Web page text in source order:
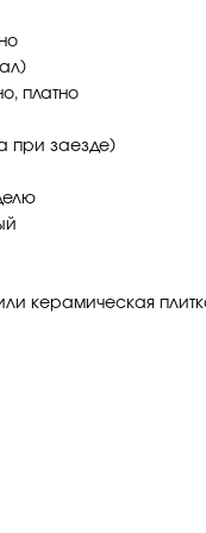
платно
при заезде)
керамическая